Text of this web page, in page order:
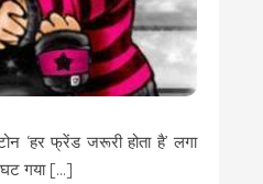
‘हर फ्रेंड जरूरी होता है’ लगा
गया […]